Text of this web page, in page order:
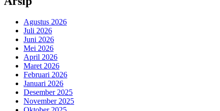
Agustus 2026
Juli 2026
Juni 2026
Mei 2026
April 2026
Maret 2026
Februari 2026
Januari 2026
Desember 2025
November 2025